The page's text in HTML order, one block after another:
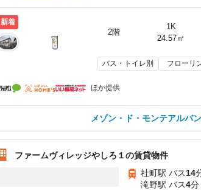
新着
2階
1K
24.57㎡
バス・トイレ別 フローリ
ほか提供
メゾン・ド・モンテアルバ
ファームヴィレッジやしろ１の賃貸物件
社町駅 バス14
滝野駅 バス4分